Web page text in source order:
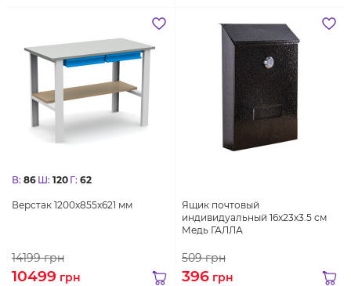
В: 86 Ш: 120 Г: 62
Верстак 1200х855х621 мм
14199грн
10499 грн
Ящик почтовый
индивидуальный 16х23х3.5 см
Медь ГАЛЛА
509грн
396 грн